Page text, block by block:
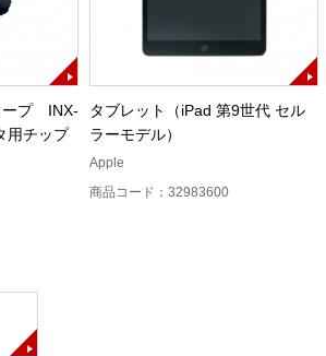
ープ INX-
用チップ
タブレット（iPad 第9世代 セル
ラーモデル）
Apple
商品コード：32983600